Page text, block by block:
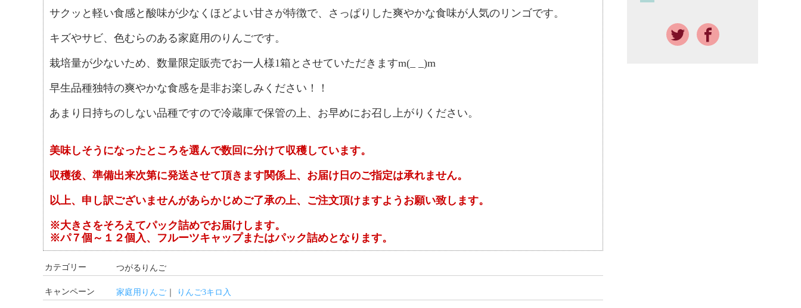
サクッと軽い食感と酸味が少なくほどよい甘さが特徴で、さっぱりした爽やかな食味が人気のリンゴです。
キズやサビ、色むらのある家庭用のりんごです。
栽培量が少ないため、数量限定販売でお一人様1箱とさせていただきますm(_ _)m
早生品種独特の爽やかな食感を是非お楽しみください！！
あまり日持ちのしない品種ですので冷蔵庫で保管の上、お早めにお召し上がりください。
美味しそうになったところを選んで数回に分けて収穫しています。
収穫後、準備出来次第に発送させて頂きます関係上、お届け日のご指定は承れません。
以上、申し訳ございませんがあらかじめご了承の上、ご注文頂けますようお願い致します。
※大きさをそろえてパック詰めでお届けします。
※パ７個～１２個入、フルーツキャップまたはパック詰めとなります。
カテゴリー つがるりんご
キャンペーン 家庭用りんご りんご3キロ入